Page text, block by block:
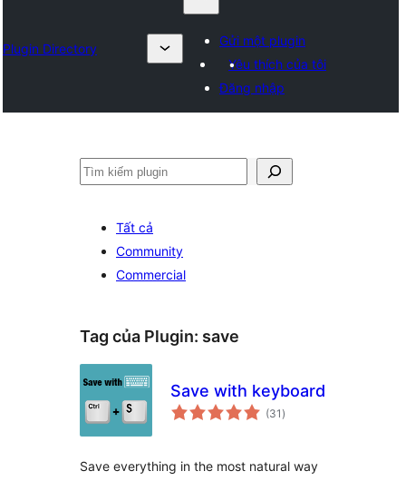
Plugin Directory
Gửi một plugin
Yêu thích của tôi
Đăng nhập
Tìm
Tất cả
Community
Commercial
Tag của Plugin: save
Save with keyboard
(31 tổng
đánh
)
Save everything in the most natural way